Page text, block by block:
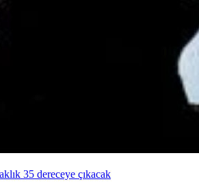
35 dereceye çıkacak